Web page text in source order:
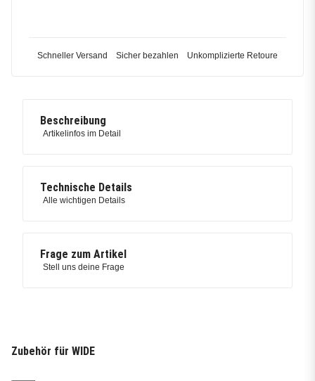
Schneller Versand Sicher bezahlen Unkomplizierte Retoure
Beschreibung
Artikelinfos im Detail
Technische Details
Alle wichtigen Details
Frage zum Artikel
Stell uns deine Frage
Zubehör für WIDE